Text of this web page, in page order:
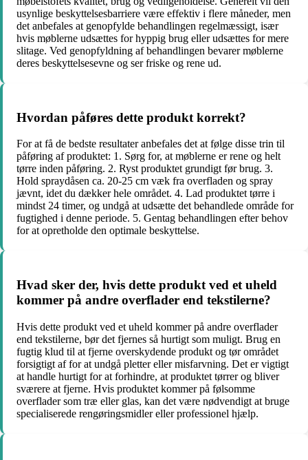
usynlige beskyttelsesbarriere være effektiv i flere måneder, men
det anbefales at genopfylde behandlingen regelmæssigt, især
hvis møblerne udsættes for hyppig brug eller udsættes for mere
slitage. Ved genopfyldning af behandlingen bevarer møblerne
deres beskyttelsesevne og ser friske og rene ud.
Hvordan påføres dette produkt korrekt?
For at få de bedste resultater anbefales det at følge disse trin til
påføring af produktet: 1. Sørg for, at møblerne er rene og helt
tørre inden påføring. 2. Ryst produktet grundigt før brug. 3.
Hold spraydåsen ca. 20-25 cm væk fra overfladen og spray
jævnt, idet du dækker hele området. 4. Lad produktet tørre i
mindst 24 timer, og undgå at udsætte det behandlede område for
fugtighed i denne periode. 5. Gentag behandlingen efter behov
for at opretholde den optimale beskyttelse.
Hvad sker der, hvis dette produkt ved et uheld
kommer på andre overflader end tekstilerne?
Hvis dette produkt ved et uheld kommer på andre overflader
end tekstilerne, bør det fjernes så hurtigt som muligt. Brug en
fugtig klud til at fjerne overskydende produkt og tør området
forsigtigt af for at undgå pletter eller misfarvning. Det er vigtigt
at handle hurtigt for at forhindre, at produktet tørrer og bliver
sværere at fjerne. Hvis produktet kommer på følsomme
overflader som træ eller glas, kan det være nødvendigt at bruge
specialiserede rengøringsmidler eller professionel hjælp.